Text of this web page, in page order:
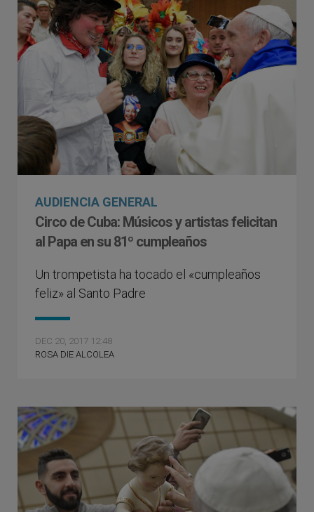
AUDIENCIA GENERAL
Circo de Cuba: Músicos y artistas felicitan
al Papa en su 81º cumpleaños
Un trompetista ha tocado el «cumpleaños
feliz» al Santo Padre
DEC 20, 2017 12:48
ROSA DIE ALCOLEA